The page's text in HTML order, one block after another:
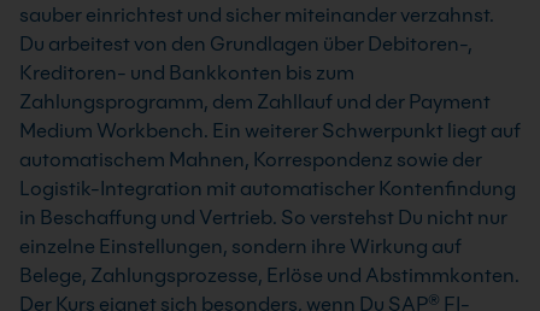
sauber einrichtest und sicher miteinander verzahnst.
Du arbeitest von den Grundlagen über Debitoren-,
Kreditoren- und Bankkonten bis zum
Zahlungsprogramm, dem Zahllauf und der Payment
Medium Workbench. Ein weiterer Schwerpunkt liegt auf
automatischem Mahnen, Korrespondenz sowie der
Logistik-Integration mit automatischer Kontenfindung
in Beschaffung und Vertrieb. So verstehst Du nicht nur
einzelne Einstellungen, sondern ihre Wirkung auf
Belege, Zahlungsprozesse, Erlöse und Abstimmkonten.
Der Kurs eignet sich besonders, wenn Du SAP® FI-